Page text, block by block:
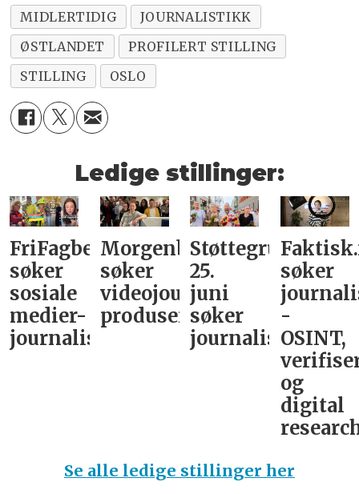
MIDLERTIDIG
JOURNALISTIKK
ØSTLANDET
PROFILERT STILLING
STILLING
OSLO
Ledige stillinger:
FriFagbevegelse
søker
sosiale
medier-
journalist
Morgenbladet
søker
videojournalist/podkast-
produsent
Støttegruppa
25.
juni
søker
journalist
søker
-
OSINT,
og
digital
Se alle ledige stillinger her